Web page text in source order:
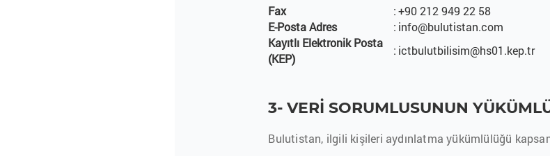
Fax
: +90 212 949 22 58
E-Posta Adres
: info@bulutistan.com
Kayıtlı Elektronik Posta
(KEP)
: ictbulutbilisim@hs01.kep.tr
3- VERİ SORUMLUSUNUN
Bulutistan, ilgili kişileri aydınlatma yükümlülüğü